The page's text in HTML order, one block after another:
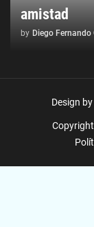
amistad
by Diego Fernando
Design by